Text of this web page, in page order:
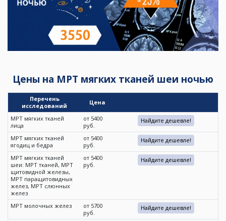
Цены на МРТ мягких тканей шеи ночью
Перечень
исследований
Цена
МРТ мягких тканей
лица
от 5400
руб.
Найдите дешевле!
МРТ мягких тканей
ягодиц и бедра
от 5400
руб.
Найдите дешевле!
МРТ мягких тканей
шеи: МРТ тканей, МРТ
щитовидной железы,
МРТ паращитовидных
желез, МРТ слюнных
желез
от 5400
руб.
Найдите дешевле!
МРТ молочных желез
от 5700
руб.
Найдите дешевле!